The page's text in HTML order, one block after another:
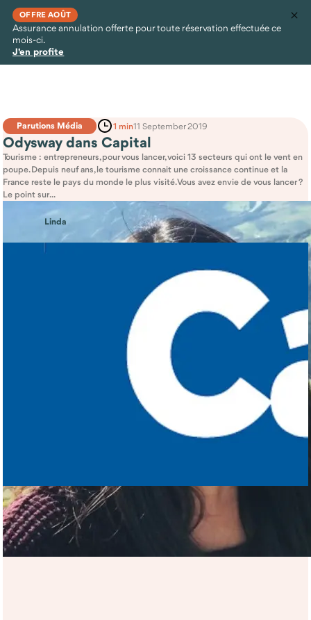
OFFRE AOÛT
Assurance annulation offerte pour toute réservation effectuée ce
mois-ci.
J'en profite
Parutions Média 1 min11 September 2019
Odysway dans Capital
Tourisme : entrepreneurs, pour vous lancer, voici 13 secteurs qui ont le vent en
poupe. Depuis neuf ans, le tourisme connait une croissance continue et la
France reste le pays du monde le plus visité. Vous avez envie de vous lancer ?
Le point sur ...
Linda